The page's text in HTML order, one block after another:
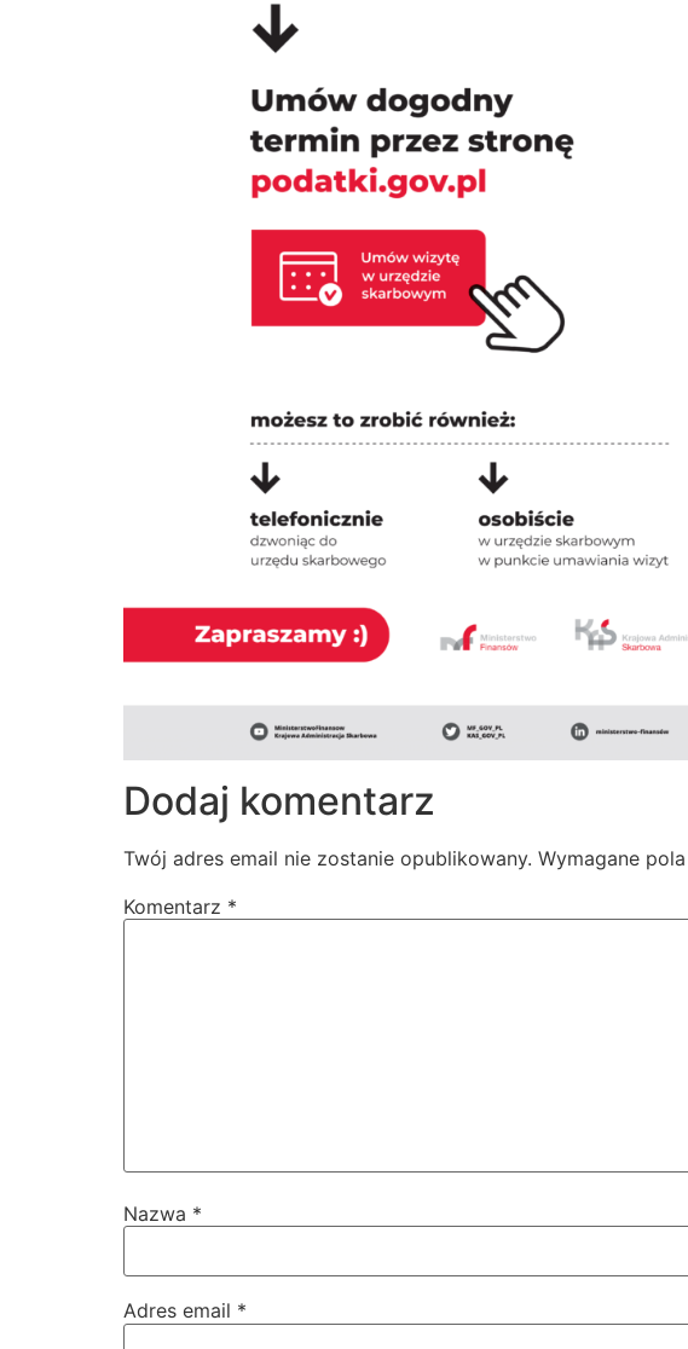
Dodaj komentarz
Twój adres email nie zostanie opublikowany. Wymagane
Komentarz *
Nazwa *
Adres email *